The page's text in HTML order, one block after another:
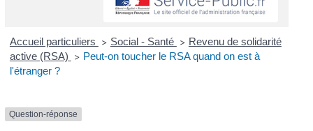
Accueil particuliers > Social - Santé > Revenu de solidarité
active (RSA)
> Peut-on toucher le RSA quand on est à
l'étranger ?
Question-réponse